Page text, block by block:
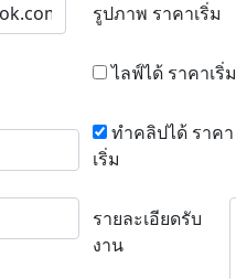
รูปภาพ ราคาเริ่ม
ไลฟ์ได้ ราคาเริ่ม
ทำคลิปได้ ราคา
เริ่ม
รายละเอียดรับ
งาน